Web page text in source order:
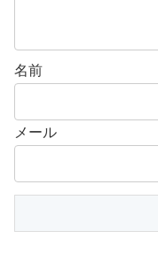
名前
メール